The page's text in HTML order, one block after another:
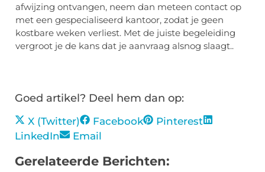
afwijzing ontvangen, neem dan meteen contact op
met een gespecialiseerd kantoor, zodat je geen
kostbare weken verliest. Met de juiste begeleiding
vergroot je de kans dat je aanvraag alsnog slaagt..
Goed artikel? Deel hem dan op:
X (Twitter) Facebook
Pinterest
LinkedIn
Email
Gerelateerde Berichten: